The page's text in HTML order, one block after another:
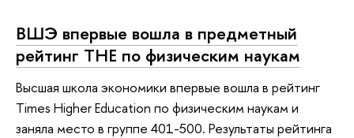
ВШЭ впервые вошла в предметный
рейтинг ТНЕ по физическим наукам
Высшая школа экономики впервые вошла в рейтинг
Times Higher Education по физическим наукам и
заняла место в группе 401-500. Результаты рейтинга